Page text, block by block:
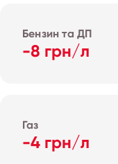
Бензин та ДП
-8 грн/л
Газ
-4 грн/л